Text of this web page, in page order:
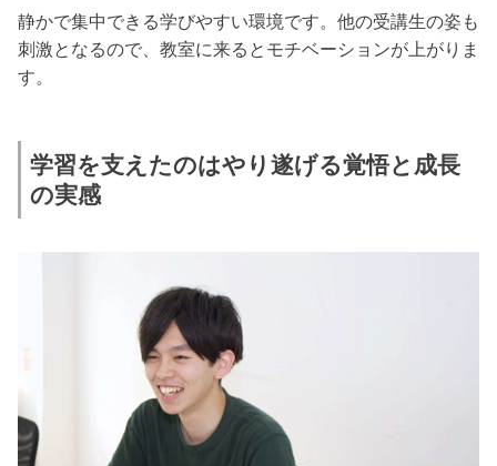
静かで集中できる学びやすい環境です。他の受講生の姿も
刺激となるので、教室に来るとモチベーションが上がりま
す。
学習を支えたのはやり遂げる覚悟と成長
の実感